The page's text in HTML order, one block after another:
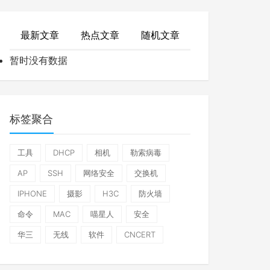
最新文章 热点文章 随机文章
暂时没有数据
标签聚合
工具 DHCP 相机 勒索病毒
AP SSH 网络安全 交换机
IPHONE 摄影 H3C 防火墙
命令 MAC 喵星人 安全
华三 无线 软件 CNCERT